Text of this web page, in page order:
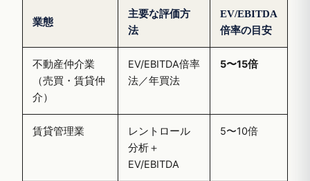
業態
主要な評価方
法
EV/EBITDA
倍率の目安
不動産仲介業
（売買・賃貸仲
介）
EV/EBITDA倍率
法／年買法
5〜15倍
賃貸管理業
レントロール
分析＋
EV/EBITDA
5〜10倍